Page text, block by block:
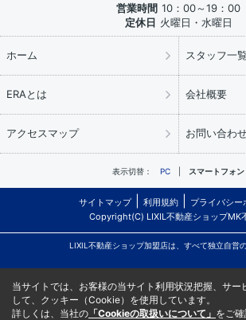
営業時間 10：00～19：00
定休日 火曜日・水曜日
ホーム スタッフ一覧
ERAとは 会社概要
アクセスマップ お問い合わ
表示切替： PC スマートフォン
サイトマップ 利用規約
プライバシー
Copyright(C) LIXIL不動産ショップMK
LIXIL不動産ショップ加盟店は、すべて独立自営の
当サイトでは、お客様の当サイト利用状況把握、サー
して、クッキー（Cookie）を使用しています。
詳しくは、当社の 「Cookieの取扱いについて」 をご確